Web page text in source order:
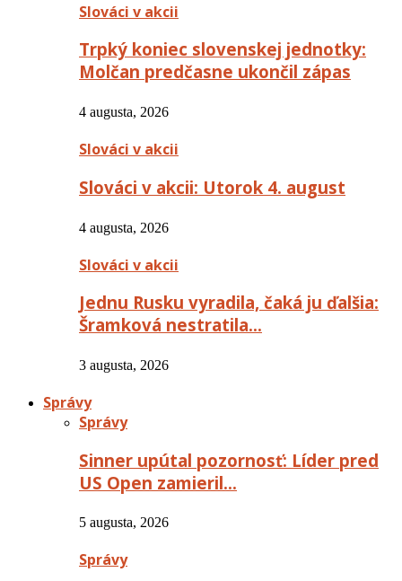
Slováci v akcii
Trpký koniec slovenskej jednotky:
Molčan predčasne ukončil zápas
4 augusta, 2026
Slováci v akcii
Slováci v akcii: Utorok 4. august
4 augusta, 2026
Slováci v akcii
Jednu Rusku vyradila, čaká ju ďalšia:
Šramková nestratila…
3 augusta, 2026
Správy
Správy
Sinner upútal pozornosť: Líder pred
US Open zamieril…
5 augusta, 2026
Správy